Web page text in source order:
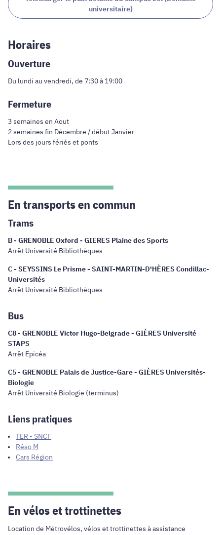
universitaire)
Horaires
Ouverture
Du lundi au vendredi, de 7:30 à 19:00
Fermeture
3 semaines en Aout
2 semaines fin Décembre / début Janvier
Lors des jours fériés et ponts
En transports en commun
Trams
B - GRENOBLE Oxford - GIERES Plaine des Sports
Arrêt Université Bibliothèques
C - SEYSSINS Le Prisme - SAINT-MARTIN-D'HÈRES Condillac-
Universités
Arrêt Université Bibliothèques
Bus
C8 - GRENOBLE Victor Hugo-Belgrade - GIÈRES Université
STAPS
Arrêt Epicéa
C5 - GRENOBLE Palais de Justice-Gare - GIÈRES Universités-
Biologie
Arrêt Université Biologie (terminus)
Liens pratiques
TER - SNCF
Réso M
Cars Région
En vélos et trottinettes
Location de Métrovélos, vélos et trottinettes à assistance